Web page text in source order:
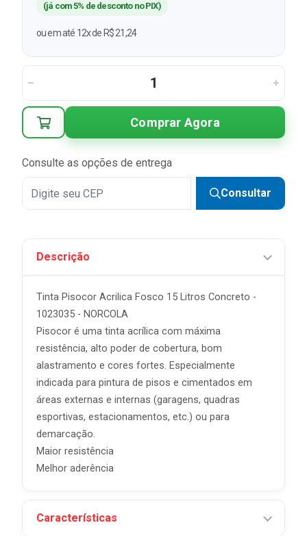
(já com 5% de desconto no PIX)
ou em até 12x de R$ 21,24
Comprar Agora
Consulte as opções de entrega
Consultar
Descrição
Tinta Pisocor Acrilica Fosco 15 Litros Concreto -
1023035 - NORCOLA
Pisocor é uma tinta acrílica com máxima
resistência, alto poder de cobertura, bom
alastramento e cores fortes. Especialmente
indicada para pintura de pisos e cimentados em
áreas externas e internas (garagens, quadras
esportivas, estacionamentos, etc.) ou para
demarcação.
Maior resistência
Melhor aderência
Características